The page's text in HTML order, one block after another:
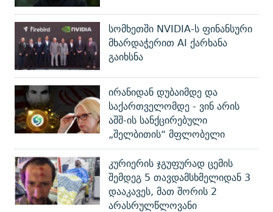
სომხეთში NVIDIA-ს ფინანსური
მხარდაჭერით AI ქარხანა
გაიხსნა
ირანიდან დუბაიმდე და
საქართველომდე - ვინ არის
აშშ-ის სანქცირებული
„შელბითის“ მფლობელი
კურიერის ჯგუფურად ცემის
შემდეგ 5 თავდამსხმელიდან 3
დააკავეს, მათ შორის 2
არასრულწლოვანი